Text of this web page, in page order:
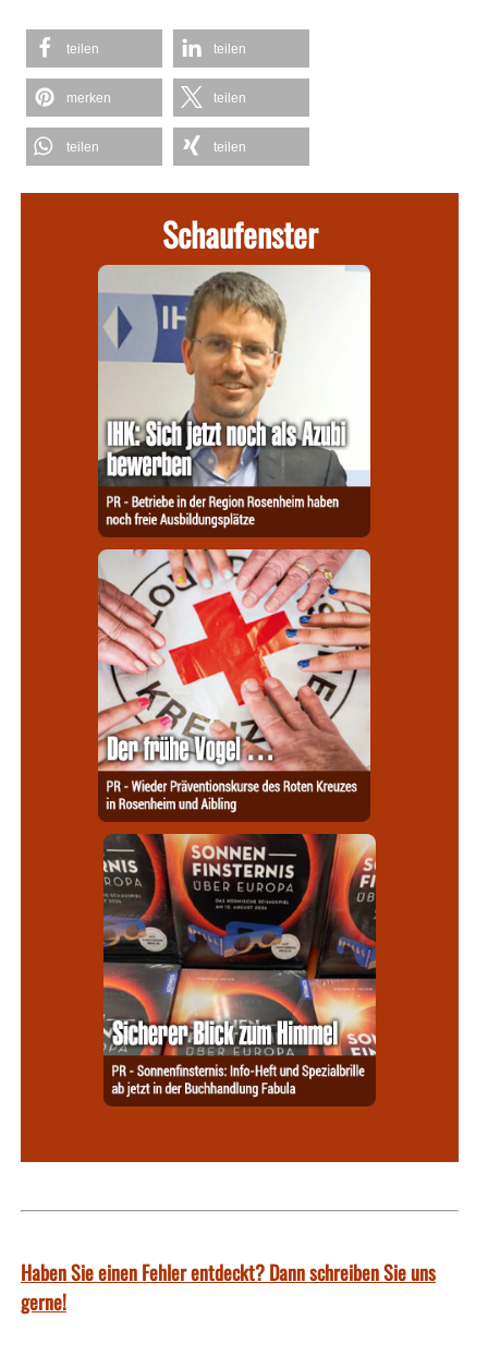
teilen teilen
merken teilen
teilen teilen
Schaufenster
Haben Sie einen Fehler entdeckt? Dann schreiben Sie uns
gerne!